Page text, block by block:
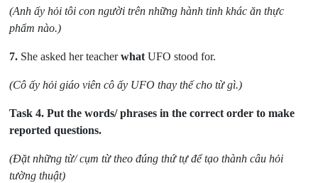
(Anh ấy hỏi tôi con người trên những hành tinh khác ăn thực
phẩm nào.)
7. She asked her teacherwhatUFO stood for.
(Cô ấy hỏi giáo viên cô ấy UFO thay thế cho từ gì.)
Task 4. Put the words/ phrases in the correct order to make
reported questions.
(Đặt những từ/ cụm từ theo đúng thứ tự để tạo thành câu hỏi
tường thuật)